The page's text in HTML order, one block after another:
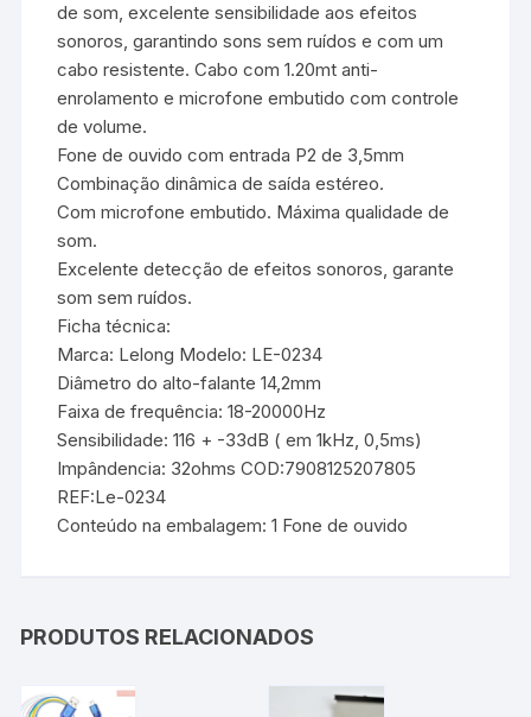
de som, excelente sensibilidade aos efeitos
sonoros, garantindo sons sem ruídos e com um
cabo resistente. Cabo com 1.20mt anti-
enrolamento e microfone embutido com controle
de volume.
Fone de ouvido com entrada P2 de 3,5mm
Combinação dinâmica de saída estéreo.
Com microfone embutido. Máxima qualidade de
som.
Excelente detecção de efeitos sonoros, garante
som sem ruídos.
Ficha técnica:
Marca: Lelong Modelo: LE-0234
Diâmetro do alto-falante 14,2mm
Faixa de frequência: 18-20000Hz
Sensibilidade: 116 + -33dB ( em 1kHz, 0,5ms)
Impândencia: 32ohms COD:7908125207805
REF:Le-0234
Conteúdo na embalagem: 1 Fone de ouvido
PRODUTOS RELACIONADOS